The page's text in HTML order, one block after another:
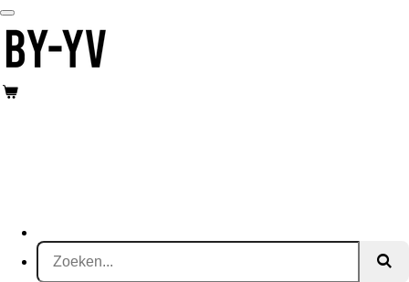
Ga
direct
naar
de